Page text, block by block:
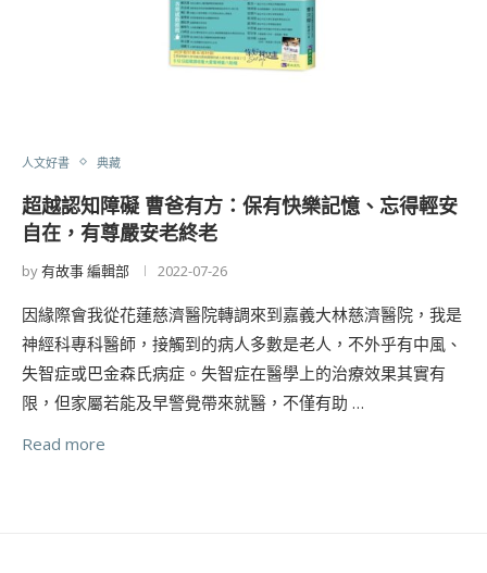
人文好書 典藏
超越認知障礙 曹爸有方：保有快樂記憶、忘得輕安
自在，有尊嚴安老終老
by有故事 編輯部 2022-07-26
因緣際會我從花蓮慈濟醫院轉調來到嘉義大林慈濟醫院，我是
神經科專科醫師，接觸到的病人多數是老人，不外乎有中風、
失智症或巴金森氏病症。失智症在醫學上的治療效果其實有
限，但家屬若能及早警覺帶來就醫，不僅有助 …
Read more